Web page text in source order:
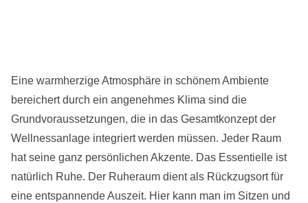
Eine warmherzige Atmosphäre in schönem Ambiente
bereichert durch ein angenehmes Klima sind die
Grundvoraussetzungen, die in das Gesamtkonzept der
Wellnessanlage integriert werden müssen. Jeder Raum
hat seine ganz persönlichen Akzente. Das Essentielle ist
natürlich Ruhe. Der Ruheraum dient als Rückzugsort für
eine entspannende Auszeit. Hier kann man im Sitzen und